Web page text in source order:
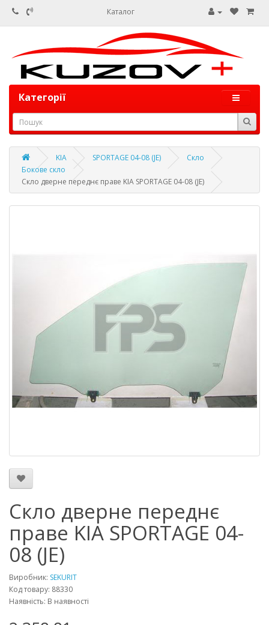
Каталог
Категорії
KIA SPORTAGE 04-08 (JE)
Скло
Бокове скло
Скло дверне переднє праве KIA SPORTAGE 04-08 (JE)
Скло дверне переднє
праве KIA SPORTAGE 04-
08 (JE)
Виробник: SEKURIT
Код товару: 88330
Наявність: В наявності